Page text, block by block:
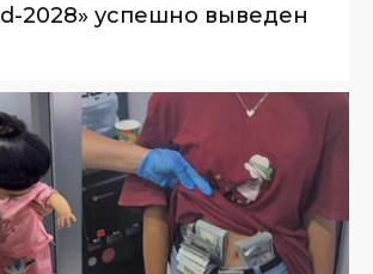
2028» успешно выведен